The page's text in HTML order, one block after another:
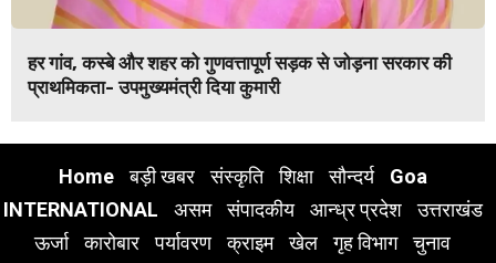
हर गांव, कस्बे और शहर को गुणवत्तापूर्ण सड़क से जोड़ना सरकार की
प्राथमिकता- उपमुख्यमंत्री दिया कुमारी
Home बड़ी खबर संस्कृति शिक्षा सौन्दर्य
Goa
INTERNATIONAL
असम संपादकीय आन्ध्र प्रदेश
उत्तराखंड
ऊर्जा
कारोबार पर्यावरण क्राइम खेल गृह विभाग
चुनाव